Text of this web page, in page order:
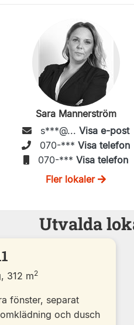
Sara Mannerström
s***@... Visa e-post
070-*** Visa telefon
070-*** Visa telefon
Fler lokaler
Utvalda
312 m2
fönster, separat
och dusch